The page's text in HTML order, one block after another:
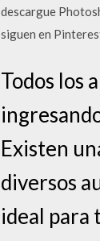
descargue
siguen en
Todos los
Existen
diversos
ideal para